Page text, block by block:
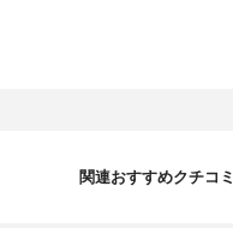
関連おすすめクチコミ